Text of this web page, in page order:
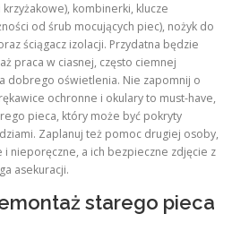
kombinerki, klucze
od śrub mocujących piec), nożyk do
ściągacz izolacji. Przydatna będzie
praca w ciasnej, często ciemnej
dobrego oświetlenia. Nie zapomnij o
ochronne i okulary to must-have,
pieca, który może być pokryty
Zaplanuj też pomoc drugiej osoby,
i nieporęczne, a ich bezpieczne zdjęcie z
asekuracji.
starego pieca